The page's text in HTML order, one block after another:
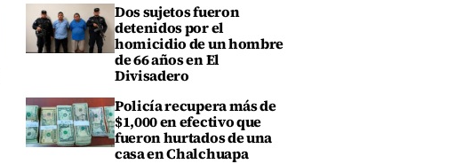
Dos sujetos fueron
detenidos por el
homicidio de un hombre
de 66 años en El
Divisadero
Policía recupera más de
$1,000 en efectivo que
fueron hurtados de una
casa en Chalchuapa